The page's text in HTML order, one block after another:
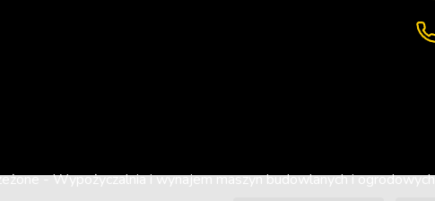
- Wypożyczalnia i wynajem maszyn budowlanych i